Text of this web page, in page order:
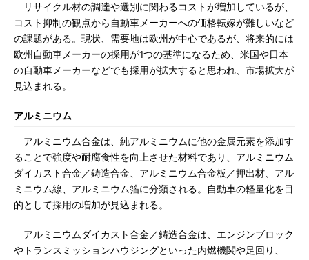
リサイクル材の調達や選別に関わるコストが増加しているが、
コスト抑制の観点から自動車メーカーへの価格転嫁が難しいなど
の課題がある。現状、需要地は欧州が中心であるが、将来的には
欧州自動車メーカーの採用が1つの基準になるため、米国や日本
の自動車メーカーなどでも採用が拡大すると思われ、市場拡大が
見込まれる。
アルミニウム
アルミニウム合金は、純アルミニウムに他の金属元素を添加す
ることで強度や耐腐食性を向上させた材料であり、アルミニウム
ダイカスト合金／鋳造合金、アルミニウム合金板／押出材、アル
ミニウム線、アルミニウム箔に分類される。自動車の軽量化を目
的として採用の増加が見込まれる。
アルミニウムダイカスト合金／鋳造合金は、エンジンブロック
やトランスミッションハウジングといった内燃機関や足回り、